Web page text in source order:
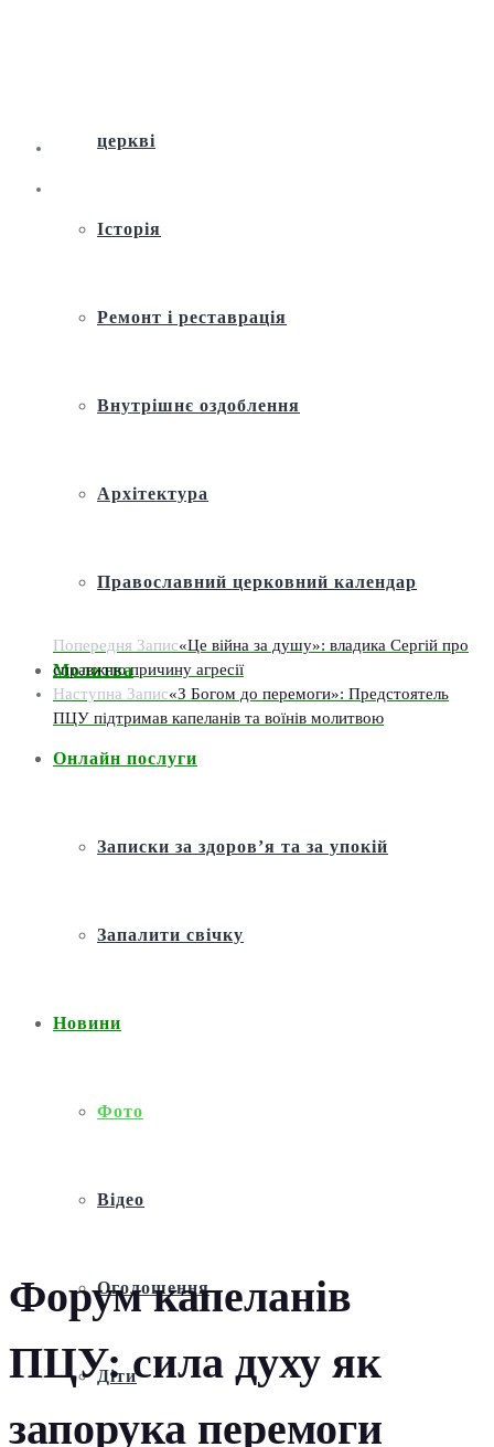
церкві
Історія
Ремонт і реставрація
Внутрішнє оздоблення
Архітектура
Православний церковний календар
Молитва
Онлайн послуги
Записки за здоров’я та за упокій
Запалити свічку
Новини
Фото
Відео
Оголошення
Діти
Форум капеланів
ПЦУ: сила духу як
запорука перемоги
Попередня Запис«Це війна за душу»: владика Сергій про
справжню причину агресії
Наступна Запис«З Богом до перемоги»: Предстоятель
ПЦУ підтримав капеланів та воїнів молитвою